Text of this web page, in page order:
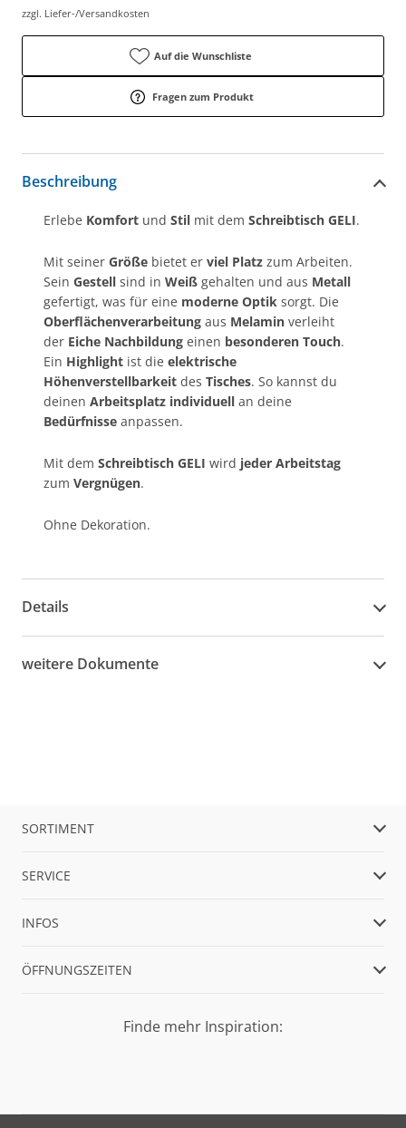
zzgl. Liefer-/Versandkosten
Auf die Wunschliste
Fragen zum Produkt
Beschreibung
Erlebe Komfort und Stil mit dem Schreibtisch GELI.
Mit seiner Größe bietet er viel Platz zum Arbeiten.
Sein Gestell sind in Weiß gehalten und aus Metall
gefertigt, was für eine moderne Optik sorgt. Die
Oberflächenverarbeitung aus Melamin verleiht
der Eiche Nachbildung einen besonderen Touch.
Ein Highlight ist die elektrische
Höhenverstellbarkeit des Tisches. So kannst du
deinen Arbeitsplatz individuell an deine
Bedürfnisse anpassen.
Mit dem Schreibtisch GELI wird jeder Arbeitstag
zum Vergnügen.
Ohne Dekoration.
Details
weitere Dokumente
SORTIMENT
SERVICE
INFOS
ÖFFNUNGSZEITEN
Finde mehr Inspiration: